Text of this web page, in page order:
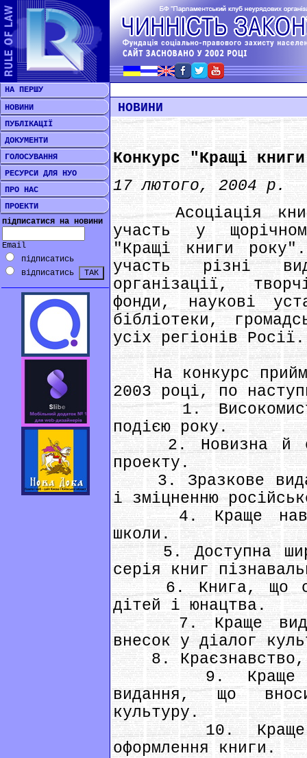
НА ПЕРШУ
НОВИНИ
ПУБЛІКАЦІЇ
ДОКУМЕНТИ
ГОЛОСУВАННЯ
РЕСУРСИ ДЛЯ НУО
ПРО НАС
ПРОЕКТИ
підписатися на новини
Email
підписатись
відписатись
НОВИНИ
Конкурс "Кращі
17 лютого, 2004 р.
Асоціація
участь у
"Кращі книги
участь різні
організації,
фонди, наукові
бібліотеки,
усіх регіонів Росії.
На конкурс
2003 році, по
1.
подією року.
2. Новизна й
проекту.
3. Зразкове
і зміцненню
4. Краще
школи.
5. Доступна
серія книг
6. Книга, що
дітей і юнацтва.
7. Краще
внесок у діалог
8. Краєзнавство,
9. Краще
видання, що
культуру.
10. Краще
оформлення книги.